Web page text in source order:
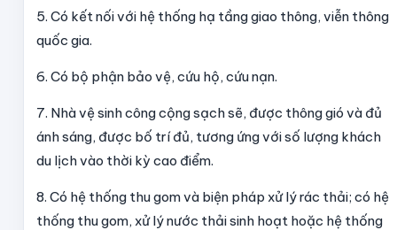
5. Có kết nối với hệ thống hạ tầng giao thông, viễn thông
quốc gia.
6. Có bộ phận bảo vệ, cứu hộ, cứu nạn.
7. Nhà vệ sinh công cộng sạch sẽ, được thông gió và đủ
ánh sáng, được bố trí đủ, tương ứng với số lượng khách
du lịch vào thời kỳ cao điểm.
8. Có hệ thống thu gom và biện pháp xử lý rác thải; có hệ
thống thu gom, xử lý nước thải sinh hoạt hoặc hệ thống